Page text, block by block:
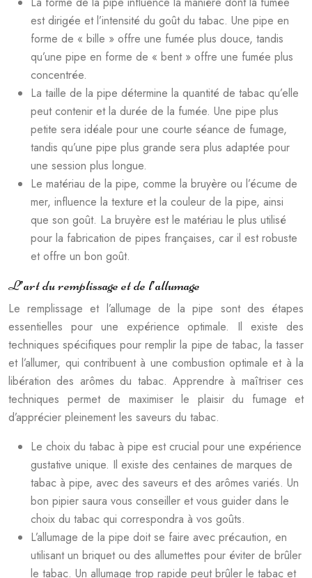
est dirigée et l’intensité du goût du tabac. Une pipe en
forme de « bille » offre une fumée plus douce, tandis
qu’une pipe en forme de « bent » offre une fumée plus
concentrée.
La taille de la pipe détermine la quantité de tabac qu’elle
peut contenir et la durée de la fumée. Une pipe plus
petite sera idéale pour une courte séance de fumage,
tandis qu’une pipe plus grande sera plus adaptée pour
une session plus longue.
Le matériau de la pipe, comme la bruyère ou l’écume de
mer, influence la texture et la couleur de la pipe, ainsi
que son goût. La bruyère est le matériau le plus utilisé
pour la fabrication de pipes françaises, car il est robuste
et offre un bon goût.
L’art du remplissage et de l’allumage
Le remplissage et l’allumage de la pipe sont des étapes
essentielles pour une expérience optimale. Il existe des
techniques spécifiques pour remplir la pipe de tabac, la tasser
et l’allumer, qui contribuent à une combustion optimale et à la
libération des arômes du tabac. Apprendre à maîtriser ces
techniques permet de maximiser le plaisir du fumage et
d’apprécier pleinement les saveurs du tabac.
Le choix du tabac à pipe est crucial pour une expérience
gustative unique. Il existe des centaines de marques de
tabac à pipe, avec des saveurs et des arômes variés. Un
bon pipier saura vous conseiller et vous guider dans le
choix du tabac qui correspondra à vos goûts.
L’allumage de la pipe doit se faire avec précaution, en
utilisant un briquet ou des allumettes pour éviter de brûler
le tabac. Un allumage trop rapide peut brûler le tabac et